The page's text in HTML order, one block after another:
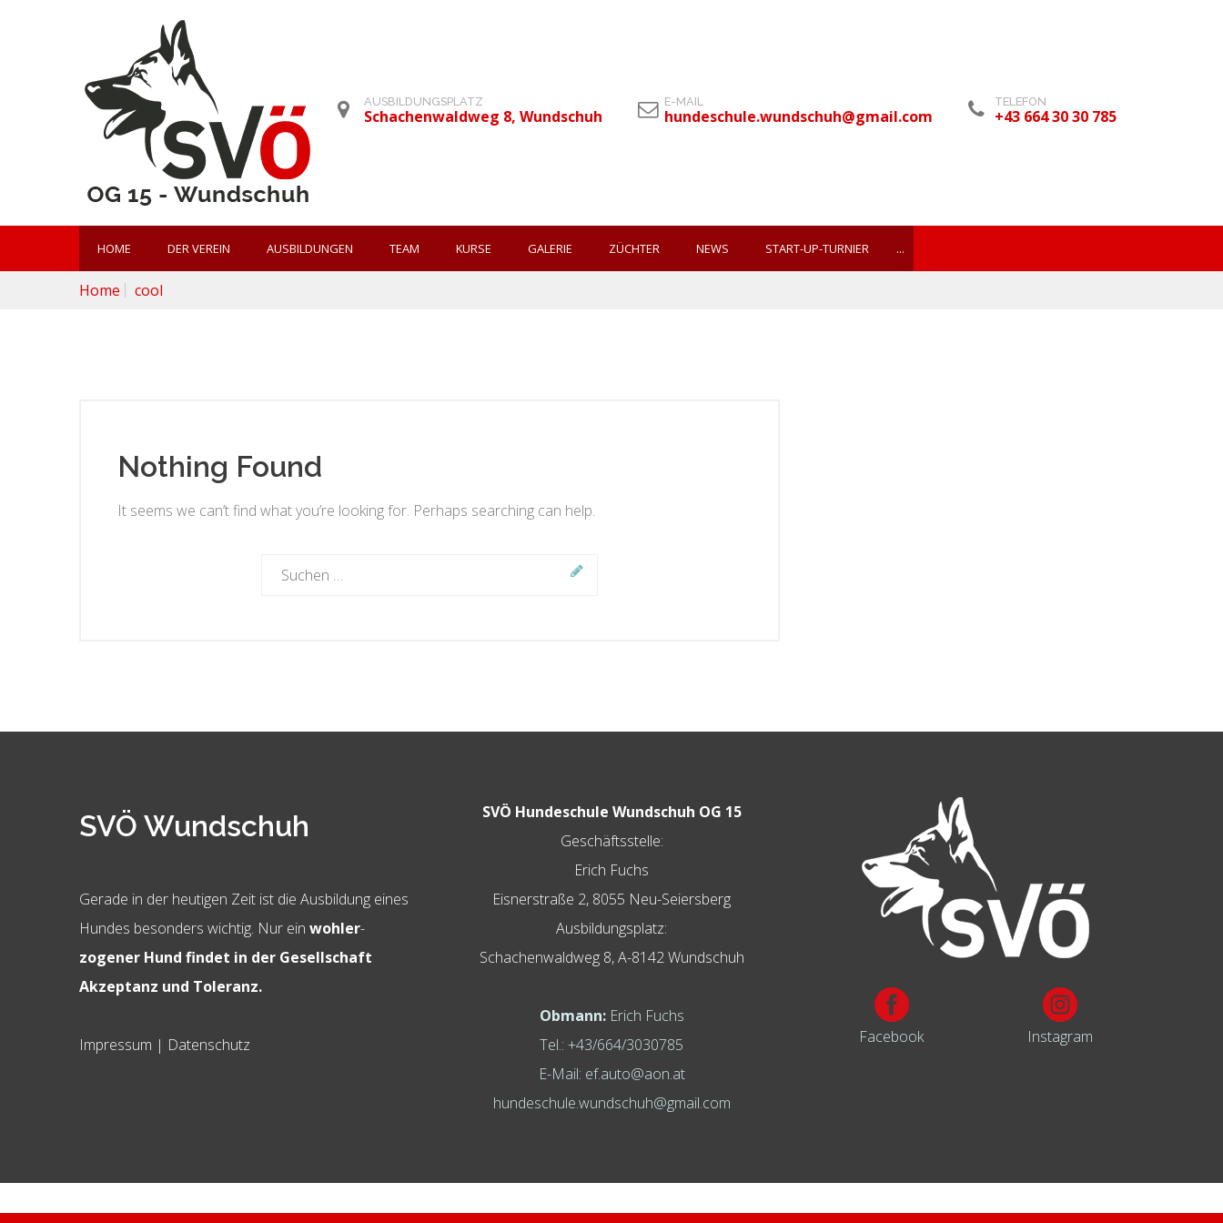
AUSBILDUNGSPLATZ
Schachenwaldweg 8, Wundschuh
E-MAIL
hundeschule.wundschuh@gmail.com
TELEFON
+43 664 30 30 785
HOME DER VEREIN AUSBILDUNGEN TEAM KURSE GALERIE ZÜCHTER NEWS START-UP-TURNIER ...
Home cool
Nothing Found
It seems we can’t find what you’re looking for. Perhaps searching can help.
Suchen
SVÖ Wundschuh
Gerade in der heutigen Zeit ist die Ausbildung eines
Hundes besonders wichtig. Nur ein wohler-
zogener Hund findet in der Gesellschaft
Akzeptanz und Toleranz.
Impressum | Datenschutz
SVÖ Hundeschule Wundschuh OG 15
Geschäftsstelle:
Erich Fuchs
Eisnerstraße 2, 8055 Neu-Seiersberg
Ausbildungsplatz:
Schachenwaldweg 8, A-8142 Wundschuh
Obmann:Erich Fuchs
Tel.: +43/664/3030785
E-Mail: ef.auto@aon.at
hundeschule.wundschuh@gmail.com
Facebook Instagram